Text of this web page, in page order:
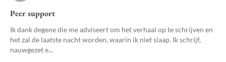
Peer support
Ik dank degene die me adviseert om het verhaal op te schrijven en
het zal de laatste nacht worden, waarin ik niet slaap. Ik schrijf,
nauwgezet e...